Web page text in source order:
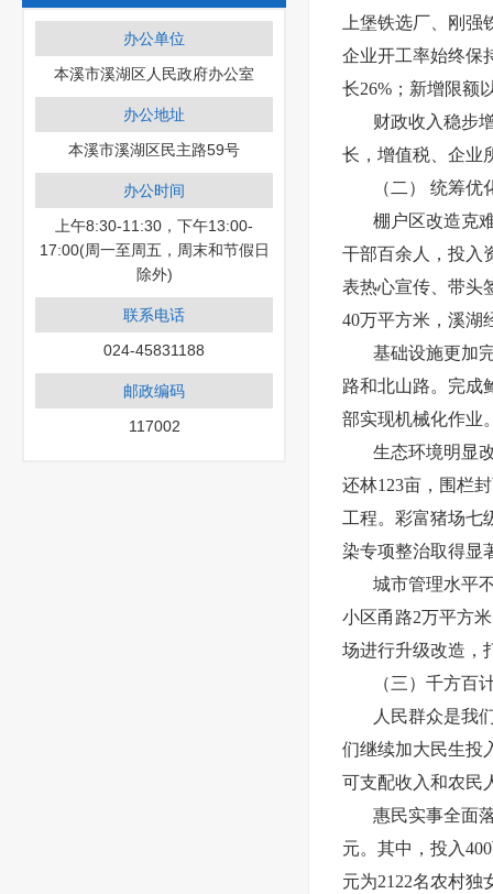
办公单位
本溪市溪湖区人民政府办公室
办公地址
本溪市溪湖区民主路59号
办公时间
上午8:30-11:30，下午13:00-
17:00(周一至周五，周末和节假日
除外)
联系电话
024-45831188
邮政编码
117002
上堡铁选厂、刚
企业开工率始终保
长26%；新增限额
财政收入稳步
长，增值税、企业
（二）
统筹优
棚户区改造克
干部百余人，投入
表热心宣传、带头
40万平方米，溪湖
基础设施更加
路和北山路。完成
部实现机械化作业
生态环境明显
还林123亩，围栏
工程。彩富猪场七
染专项整治取得显
城市管理水平
小区甬路2万平方
场进行升级改造，
（三）千方百
人民群众是我
们继续加大民生投
可支配收入和农民
惠民实事全面
元。其中，投入
元为2122名农村独